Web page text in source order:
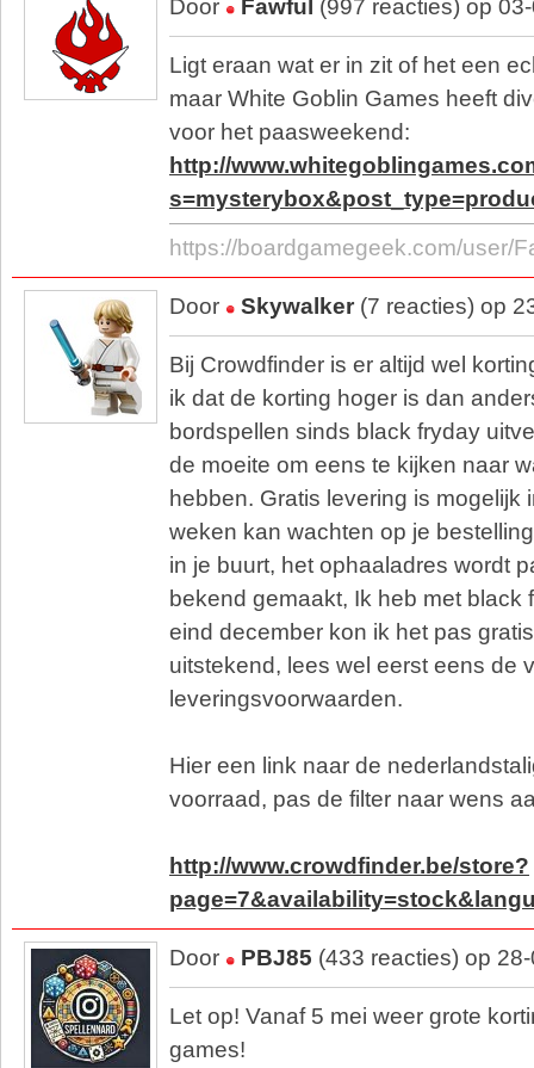
Door Fawful (997 reacties) op
Ligt eraan wat er in zit of het een
maar White Goblin Games heeft
voor het paasweekend:
http://
https://boardgamegeek.com/user/
Door Skywalker (7 reacties) op
Bij Crowdfinder is er altijd wel
ik dat de korting hoger is dan
bordspellen sinds black fryday
de moeite om eens te kijken naar
hebben. Gratis levering is mogelijk
weken kan wachten op je
in je buurt, het ophaaladres wordt
bekend gemaakt, Ik heb met black
eind december kon ik het pas
uitstekend, lees wel eerst eens de
leveringsvoorwaarden.
Hier een link naar de
voorraad, pas de filter naar wens
http://www.crowdfinder.be/store?
Door PBJ85 (433 reacties) op
Let op! Vanaf 5 mei weer grote
games!